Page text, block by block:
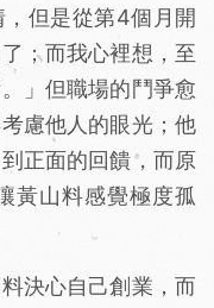
但是從第4個月開
；而我心裡想，至
」但職場的鬥爭愈
慮他人的眼光；他
正面的回饋，而原
黃山料感覺極度孤
決心自己創業，而